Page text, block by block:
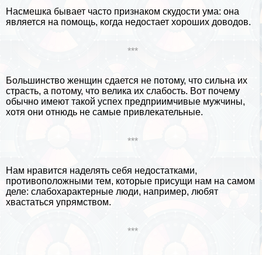
Насмешка бывает часто признаком скудости ума: она
является на помощь, когда недостает хороших доводов.
***
Большинство женщин сдается не потому, что сильна их
страсть, а потому, что велика их слабость. Вот почему
обычно имеют такой успех предприимчивые мужчины,
хотя они отнюдь не самые привлекательные.
***
Нам нравится наделять себя недостатками,
противоположными тем, которые присущи нам на самом
деле: слабохаpaктерные люди, например, любят
хвастаться упрямством.
***